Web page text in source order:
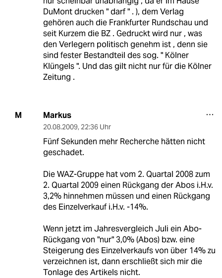
DuMont drucken " darf " . ), dem Verlag
gehören auch die Frankfurter Rundschau und
seit Kurzem die BZ . Gedruckt wird nur , was
den Verlegern politisch genehm ist , denn sie
sind fester Bestandteil des sog. " Kölner
Klüngels ". Und das gilt nicht nur für die Kölner
Zeitung .
M Markus
20.08.2009, 22:36 Uhr
Fünf Sekunden mehr Recherche hätten nicht
geschadet.
Die WAZ-Gruppe hat vom 2. Quartal 2008 zum
2. Quartal 2009 einen Rückgang der Abos i.H.v.
3,2% hinnehmen müssen und einen Rückgang
des Einzelverkauf i.H.v. -14%.
Wenn jetzt im Jahresvergleich Juli ein Abo-
Rückgang von "nur" 3,0% (Abos) bzw. eine
Steigerung des Einzelverkaufs von über 14% zu
verzeichnen ist, dann erschließt sich mir die
Tonlage des Artikels nicht.